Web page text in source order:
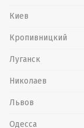
Киев
Кропивницкий
Луганск
Николаев
Львов
Одесса